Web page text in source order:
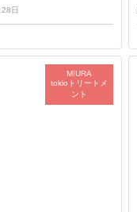
日
MIURA
tokioトリートメ
ント